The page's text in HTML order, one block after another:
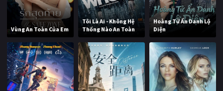
Vùng An Toàn Của Em
Tôi Là Ai - Không Hệ
Thống Nào An Toàn
Hoàng Tử Ẩn Danh Lộ
Diện